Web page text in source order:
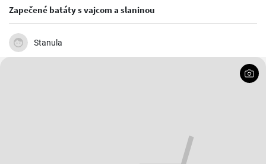
Zapečené batáty s vajcom a slaninou
Stanula